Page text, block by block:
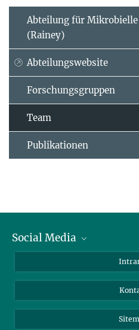
Abteilung für
(Rainey)
Abteilungswebsite
Forschungsgruppen
Team
Publikationen
Social Media
LinkedIn